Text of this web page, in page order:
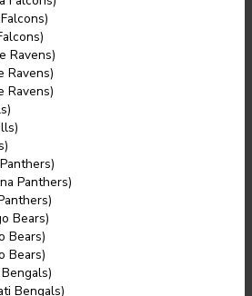
Ravens)
Ravens)
Ravens)
Panthers)
Bears)
Bears)
Bears)
Bengals)